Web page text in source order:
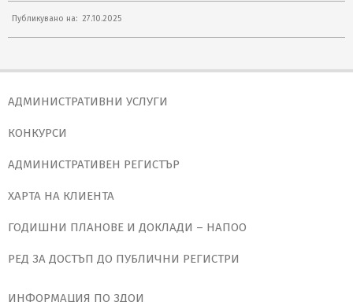
Публикувано на: 27.10.2025
АДМИНИСТРАТИВНИ УСЛУГИ
КОНКУРСИ
АДМИНИСТРАТИВЕН РЕГИСТЪР
ХАРТА НА КЛИЕНТА
ГОДИШНИ ПЛАНОВЕ И ДОКЛАДИ – НАПОО
РЕД ЗА ДОСТЪП ДО ПУБЛИЧНИ РЕГИСТРИ
ИНФОРМАЦИЯ ПО ЗДОИ